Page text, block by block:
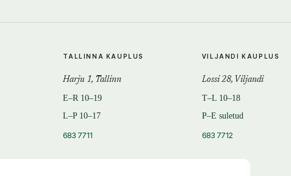
TALLINNA KAUPLUS
Harju 1, Tallinn
E–R 10–19
L–P 10–17
683 7711
VILJANDI KAUPLUS
Lossi 28, Viljandi
T–L 10–18
P–E suletud
683 7712